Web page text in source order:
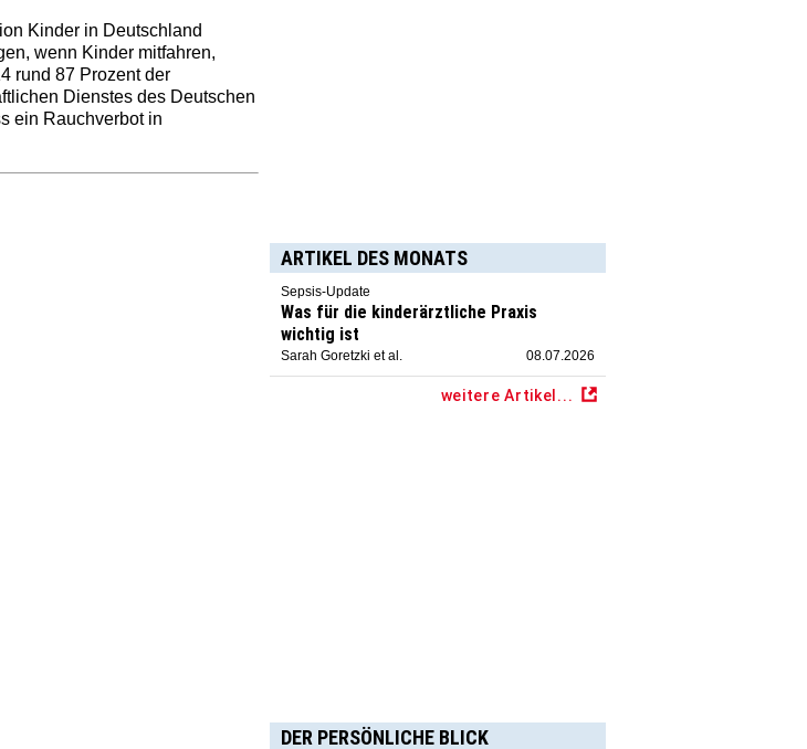
Kinder in Deutschland
wenn Kinder mitfahren,
rund 87 Prozent der
Dienstes des Deutschen
ein Rauchverbot in
ARTIKEL DES MONATS
Sepsis-Update
Was für die kinderärztliche Praxis
wichtig ist
Sarah Goretzki et al. 08.07.2026
weitere Artikel...
DER PERSÖNLICHE BLICK